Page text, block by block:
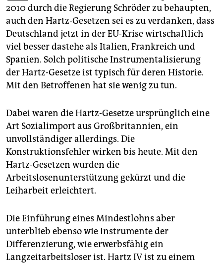
verlag
verlag
veranstaltungen
shop
fragen & hilfe
abo
genossenschaft
epaper login
2010 durch die Regierung Schröder zu behaupten,
auch den Hartz-Gesetzen sei es zu verdanken, dass
Deutschland jetzt in der EU-Krise wirtschaftlich
viel besser dastehe als Italien, Frankreich und
Spanien. Solch politische Instrumentalisierung
der Hartz-Gesetze ist typisch für deren Historie.
Mit den Betroffenen hat sie wenig zu tun.
Dabei waren die Hartz-Gesetze ursprünglich eine
Art Sozialimport aus Großbritannien, ein
unvollständiger allerdings. Die
Konstruktionsfehler wirken bis heute. Mit den
Hartz-Gesetzen wurden die
Arbeitslosenunterstützung gekürzt und die
Leiharbeit erleichtert.
Die Einführung eines Mindestlohns aber
unterblieb ebenso wie Instrumente der
Differenzierung, wie erwerbsfähig ein
Langzeitarbeitsloser ist. Hartz IV ist zu einem